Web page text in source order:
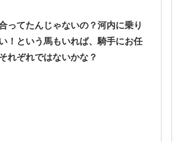
ってたんじゃないの？河内に乗り
！という馬もいれば、騎手にお任
れぞれではないかな？